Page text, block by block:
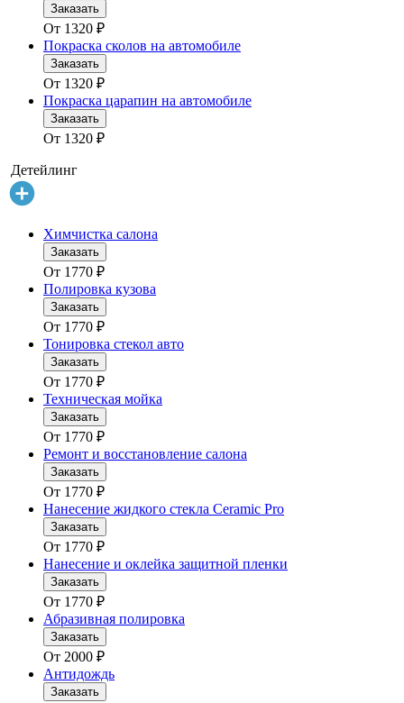
Заказать
От 1320 ₽
Покраска сколов на автомобиле
Заказать
От 1320 ₽
Покраска царапин на автомобиле
Заказать
От 1320 ₽
Детейлинг
Химчистка салона
Заказать
От 1770 ₽
Полировка кузова
Заказать
От 1770 ₽
Тонировка стекол авто
Заказать
От 1770 ₽
Техническая мойка
Заказать
От 1770 ₽
Ремонт и восстановление салона
Заказать
От 1770 ₽
Нанесение жидкого стекла Ceramic Pro
Заказать
От 1770 ₽
Нанесение и оклейка защитной пленки
Заказать
От 1770 ₽
Абразивная полировка
Заказать
От 2000 ₽
Антидождь
Заказать